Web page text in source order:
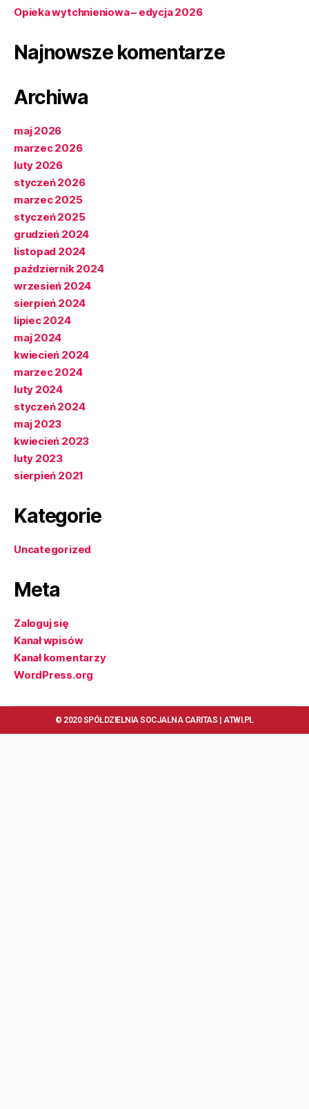
Opieka wytchnieniowa – edycja 2026
Najnowsze komentarze
Archiwa
maj 2026
marzec 2026
luty 2026
styczeń 2026
marzec 2025
styczeń 2025
grudzień 2024
listopad 2024
październik 2024
wrzesień 2024
sierpień 2024
lipiec 2024
maj 2024
kwiecień 2024
marzec 2024
luty 2024
styczeń 2024
maj 2023
kwiecień 2023
luty 2023
sierpień 2021
Kategorie
Uncategorized
Meta
Zaloguj się
Kanał wpisów
Kanał komentarzy
WordPress.org
© 2020 SPÓŁDZIELNIA SOCJALNA CARITAS |ATWI.PL